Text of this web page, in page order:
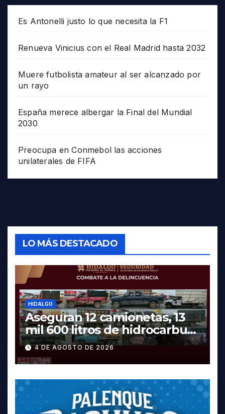
Es Antonelli justo lo que necesita la F1
Renueva Vinicius con el Real Madrid hasta 2032
Muere futbolista amateur al ser alcanzado por
un rayo
España merece albergar la Final del Mundial
2030
Preocupa en Conmebol las acciones
unilaterales de FIFA
LO MÁS DESTACADO
HIDALGO
Aseguran 12 camionetas, 13
mil 600 litros de hidrocarburo
y dos vehículos robados en
Tula
4 DE AGOSTO DE 2026